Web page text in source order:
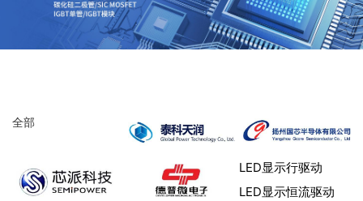
全部
LED显示行驱动
LED显示恒流驱动